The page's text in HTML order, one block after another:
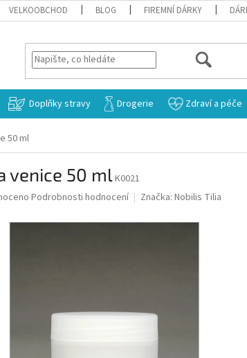
VELKOOBCHOD BLOG FIREMNÍ DÁRKY
HLEDAT
Doplňky stravy Drogerie Zdraví a péče
50 ml
venice 50 mlK0021
Podrobnosti hodnocení Značka: Nobilis Tilia